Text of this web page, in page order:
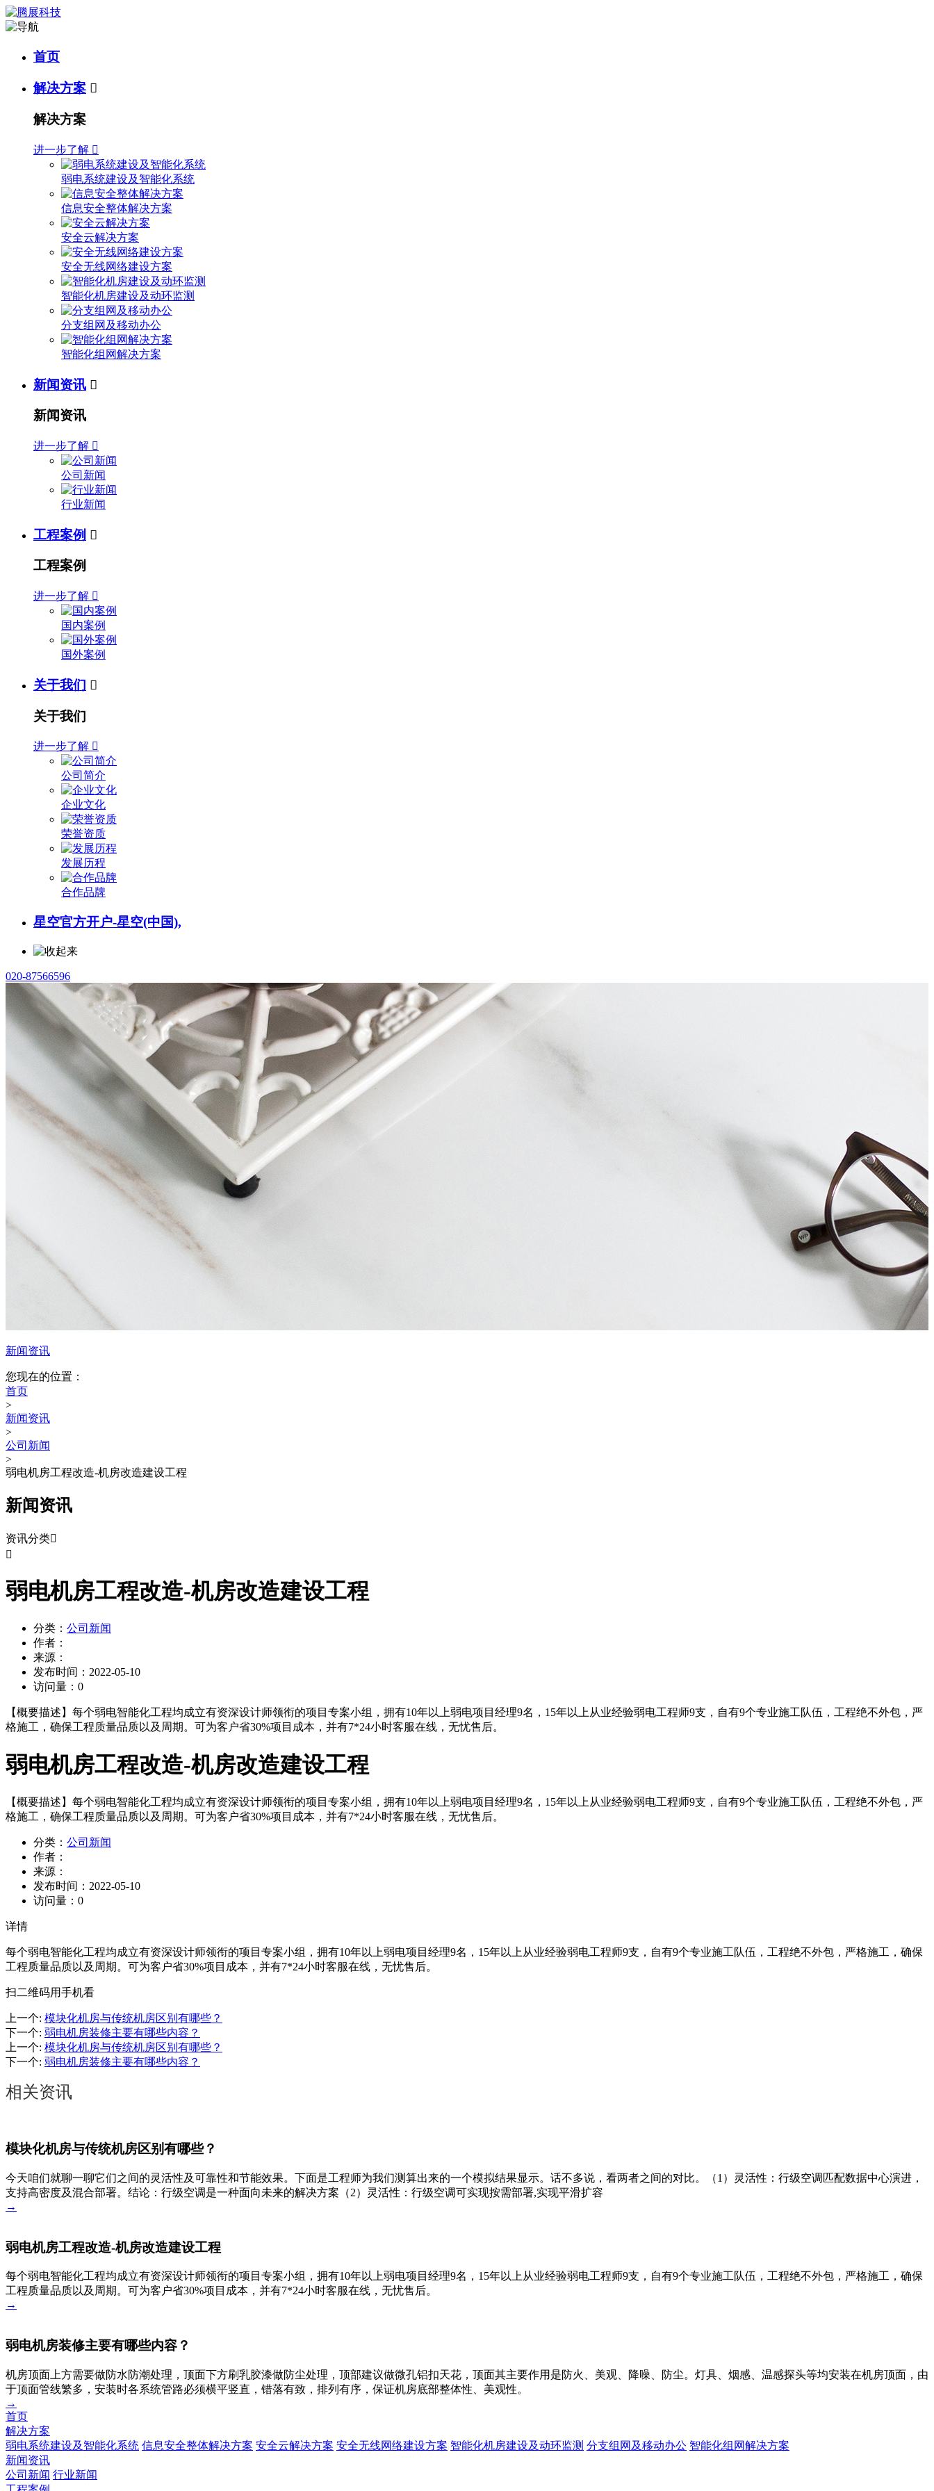
首页
解决方案 
解决方案
进一步了解 
弱电系统建设及智能化系统
信息安全整体解决方案
安全云解决方案
安全无线网络建设方案
智能化机房建设及动环监测
分支组网及移动办公
智能化组网解决方案
新闻资讯 
新闻资讯
进一步了解 
公司新闻
行业新闻
工程案例 
工程案例
进一步了解 
国内案例
国外案例
关于我们 
关于我们
进一步了解 
公司简介
企业文化
荣誉资质
发展历程
合作品牌
星空官方开户-星空(中国),
020-87566596
新闻资讯
您现在的位置：
首页
>
新闻资讯
>
公司新闻
>
弱电机房工程改造-机房改造建设工程
新闻资讯
资讯分类

弱电机房工程改造-机房改造建设工程
分类： 公司新闻
作者：
来源：
发布时间： 2022-05-10
访问量： 0
【概要描述】 每个弱电智能化工程均成立有资深设计师领衔的项目专案小组，拥有10年以上弱电项目经理9名，15年以上从业经验弱电工程师9支，自有9个专业施工队伍，工程绝不外包，严
格施工，确保工程质量品质以及周期。可为客户省30%项目成本，并有7*24小时客服在线，无忧售后。
弱电机房工程改造-机房改造建设工程
【概要描述】 每个弱电智能化工程均成立有资深设计师领衔的项目专案小组，拥有10年以上弱电项目经理9名，15年以上从业经验弱电工程师9支，自有9个专业施工队伍，工程绝不外包，严
格施工，确保工程质量品质以及周期。可为客户省30%项目成本，并有7*24小时客服在线，无忧售后。
分类： 公司新闻
作者：
来源：
发布时间： 2022-05-10
访问量： 0
详情
每个弱电智能化工程均成立有资深设计师领衔的项目专案小组，拥有10年以上弱电项目经理9名，15年以上从业经验弱电工程师9支，自有9个专业施工队伍，工程绝不外包，严格施工，确保
工程质量品质以及周期。可为客户省30%项目成本，并有7*24小时客服在线，无忧售后。
扫二维码用手机看
上一个: 模块化机房与传统机房区别有哪些？
下一个: 弱电机房装修主要有哪些内容？
上一个: 模块化机房与传统机房区别有哪些？
下一个: 弱电机房装修主要有哪些内容？
相关资讯
模块化机房与传统机房区别有哪些？
今天咱们就聊一聊它们之间的灵活性及可靠性和节能效果。下面是工程师为我们测算出来的一个模拟结果显示。话不多说，看两者之间的对比。（1）灵活性：行级空调匹配数据中心演进，
支持高密度及混合部署。结论：行级空调是一种面向未来的解决方案（2）灵活性：行级空调可实现按需部署,实现平滑扩容
→
弱电机房工程改造-机房改造建设工程
每个弱电智能化工程均成立有资深设计师领衔的项目专案小组，拥有10年以上弱电项目经理9名，15年以上从业经验弱电工程师9支，自有9个专业施工队伍，工程绝不外包，严格施工，确保
工程质量品质以及周期。可为客户省30%项目成本，并有7*24小时客服在线，无忧售后。
→
弱电机房装修主要有哪些内容？
机房顶面上方需要做防水防潮处理，顶面下方刷乳胶漆做防尘处理，顶部建议做微孔铝扣天花，顶面其主要作用是防火、美观、降噪、防尘。灯具、烟感、温感探头等均安装在机房顶面，由
于顶面管线繁多，安装时各系统管路必须横平竖直，错落有致，排列有序，保证机房底部整体性、美观性。
→
首页
解决方案
弱电系统建设及智能化系统 信息安全整体解决方案 安全云解决方案 安全无线网络建设方案 智能化机房建设及动环监测 分支组网及移动办公 智能化组网解决方案
新闻资讯
公司新闻 行业新闻